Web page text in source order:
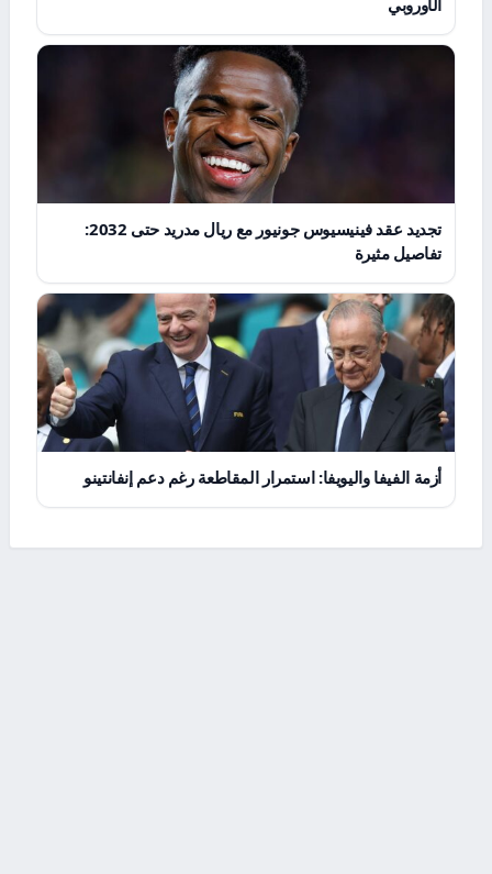
الأوروبي
تجديد عقد فينيسيوس جونيور مع ريال مدريد حتى 2032:
تفاصيل مثيرة
أزمة الفيفا واليويفا: استمرار المقاطعة رغم دعم إنفانتينو